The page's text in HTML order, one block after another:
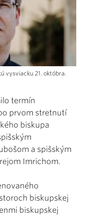
vysviacku 21. októbra.
termín
prvom stretnutí
biskupa
a spišským
Imrichom.
biskupskej
biskupskej